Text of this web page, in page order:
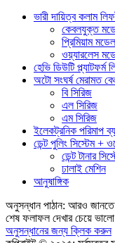
ভারী দায়িত্ব কলাম
কেবলযুক্ত
প্রিমিয়াম মডেল
ওয়্যারলেস
হেভি ডিউটি ​​প্ল্যাটফর্ম
অটো সংঘর্ষ মেরামত
বি সিরিজ
এল সিরিজ
এম সিরিজ
ইলেকট্রনিক পরিমাপ
ডেন্ট পুলিং সিস্টেম +
ডেন্ট টানার
ঢালাই মেশিন
আনুষাঙ্গিক
অনুসন্ধান পাঠান: আরও
শেষ ফলাফল দেখার চেয়ে
অনুসন্ধানের জন্য ক্লিক করুন